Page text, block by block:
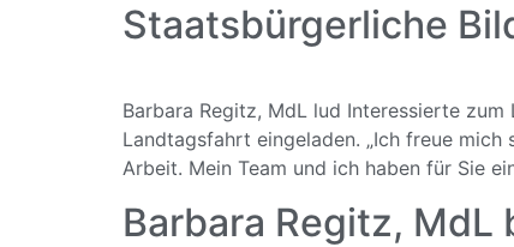
Staatsbürgerliche
Barbara Regitz, MdL lud Interessierte
Landtagsfahrt eingeladen. „Ich freue
Arbeit. Mein Team und ich haben für Sie
Barbara Regitz, MdL